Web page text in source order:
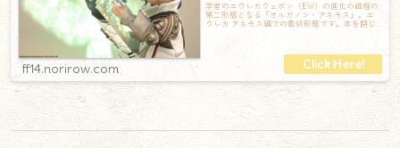
学者のエウレカウェポン（EW）の進化の過程の
第二形態となる『オルガノン・アネモス』。エ
ウレカ アネモス編での最終形態です。本を閉じ
ff14.norirow.com